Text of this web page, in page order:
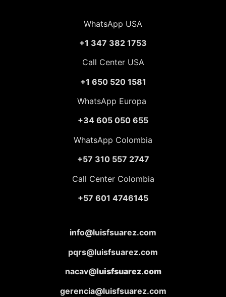
WhatsApp USA
+1 347 382 1753
Call Center USA
+1 650 520 1581
WhatsApp Europa
+34 605 050 655
WhatsApp Colombia
+57 310 557 2747
Call Center Colombia
+57 601 4746145
info@luisfsuarez.com
pqrs@luisfsuarez.com
nacav@luisfsuarez.com
gerencia@luisfsuarez.com